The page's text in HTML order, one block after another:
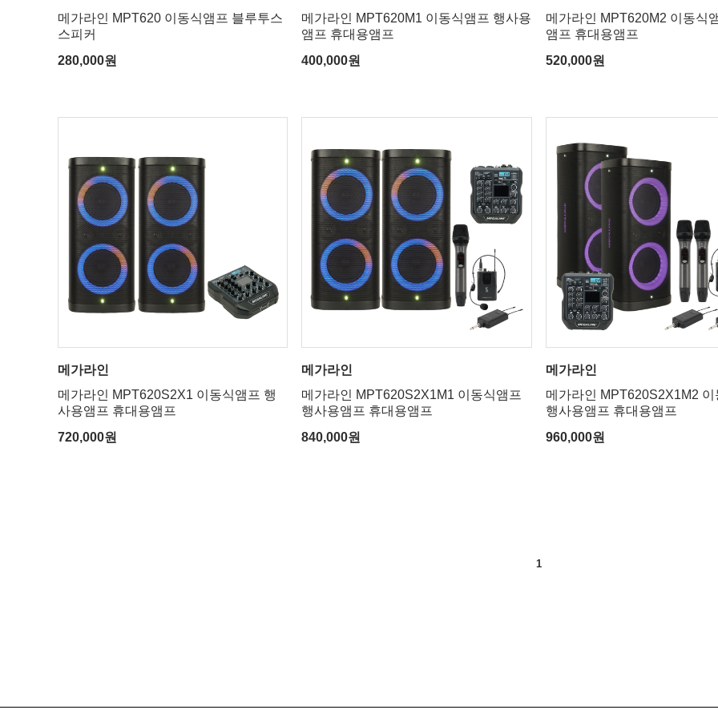
메가라인 MPT620 이동식앰프 블루투스
스피커
280,000원
메가라인 MPT620M1 이동식앰프 행사용
앰프 휴대용앰프
400,000원
메가라인 MPT620M2 이동식
앰프 휴대용앰프
520,000원
메가라인
메가라인 MPT620S2X1 이동식앰프 행
사용앰프 휴대용앰프
720,000원
메가라인
메가라인 MPT620S2X1M1 이동식앰프
행사용앰프 휴대용앰프
840,000원
메가라인
메가라인 MPT620S2X1M2 이
행사용앰프 휴대용앰프
960,000원
1